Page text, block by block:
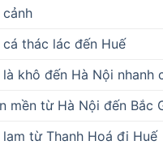
thác lác đến Huế
khô đến Hà Nội nhanh
mền từ Hà Nội đến Bắc
từ Thanh Hoá đi Huế